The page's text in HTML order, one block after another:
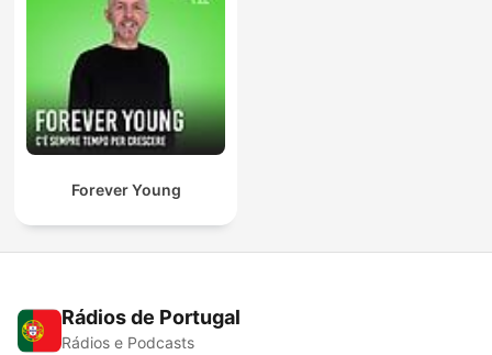
Forever Young
Rádios de Portugal
Rádios e Podcasts